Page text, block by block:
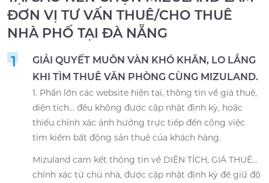
ĐƠN VỊ TƯ VẤN THUÊ/CHO THUÊ
NHÀ PHỐ TẠI ĐÀ NẴNG
1
GIẢI QUYẾT MUÔN VÀN KHÓ KHĂN, LO LẮNG
KHI TÌM THUÊ VĂN PHÒNG CÙNG MIZULAND.
1. Phần lớn các website hiện tại, thông tin về giá thuê,
diện tích… đều không được cập nhật định kỳ, hoặc
thiếu chính xác ảnh hưởng trực tiếp đến công việc
tìm kiếm bất động sản thuê của khách hàng.
Mizuland cam kết thông tin về DIỆN TÍCH, GIÁ THUÊ…
chính xác từ chủ nhà, được cập nhật định kỳ để giữ độ